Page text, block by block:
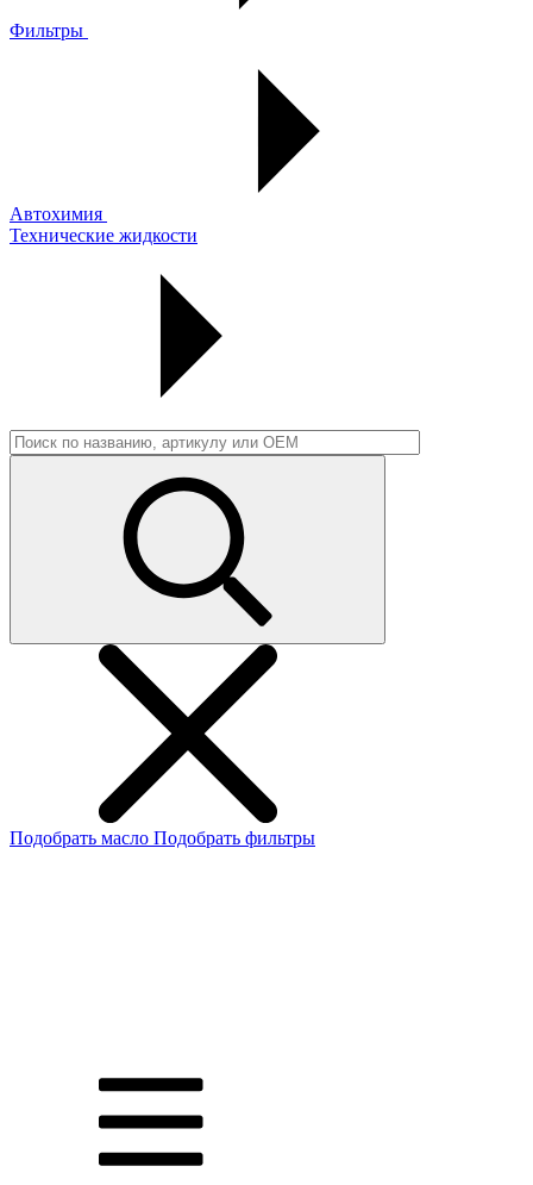
Фильтры
Автохимия
Технические жидкости
Подобрать масло Подобрать фильтры